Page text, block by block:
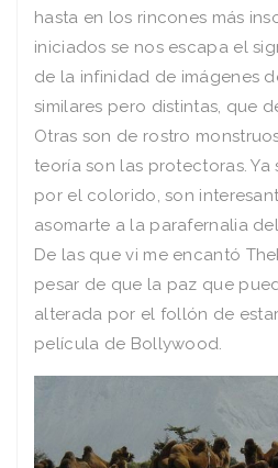
hasta en los rincones más
iniciados se nos escapa el
de la infinidad de imágenes
similares pero distintas, que
Otras son de rostro
teoría son las protectoras. Ya
por el colorido, son
asomarte a la parafernalia
De las que vi me encantó
pesar de que la paz que
alterada por el follón de
película de Bollywood.